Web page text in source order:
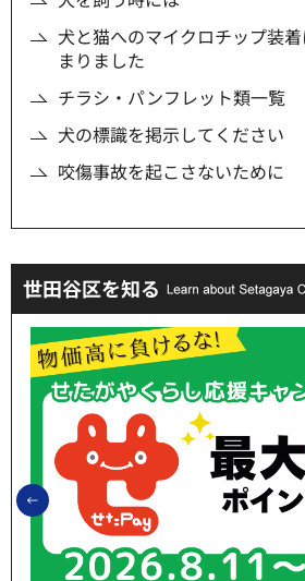
犬と猫へのマイクロチップ装
まりました
チラシ・パンフレット類一覧
犬の標識を掲示してください
咬傷事故を起こさないために
世田谷区を知る
前のスライドを表示